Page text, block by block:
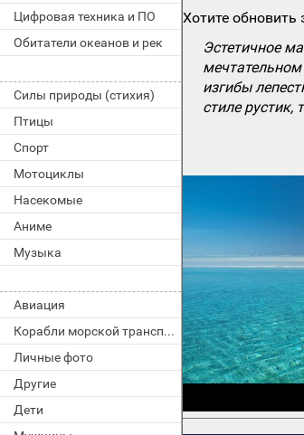
Цифровая техника и ПО
Обитатели океанов и рек
Силы природы (стихия)
Птицы
Спорт
Мотоциклы
Насекомые
Аниме
Музыка
Авиация
Корабли морской транспорт
Личные фото
Другие
Дети
Хотите обновить
Эстетичное
изгибы
стиле